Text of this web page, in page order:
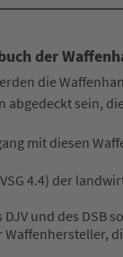
der
die
abgedeckt sein,
mit diesen
4.4) der
und des DSB